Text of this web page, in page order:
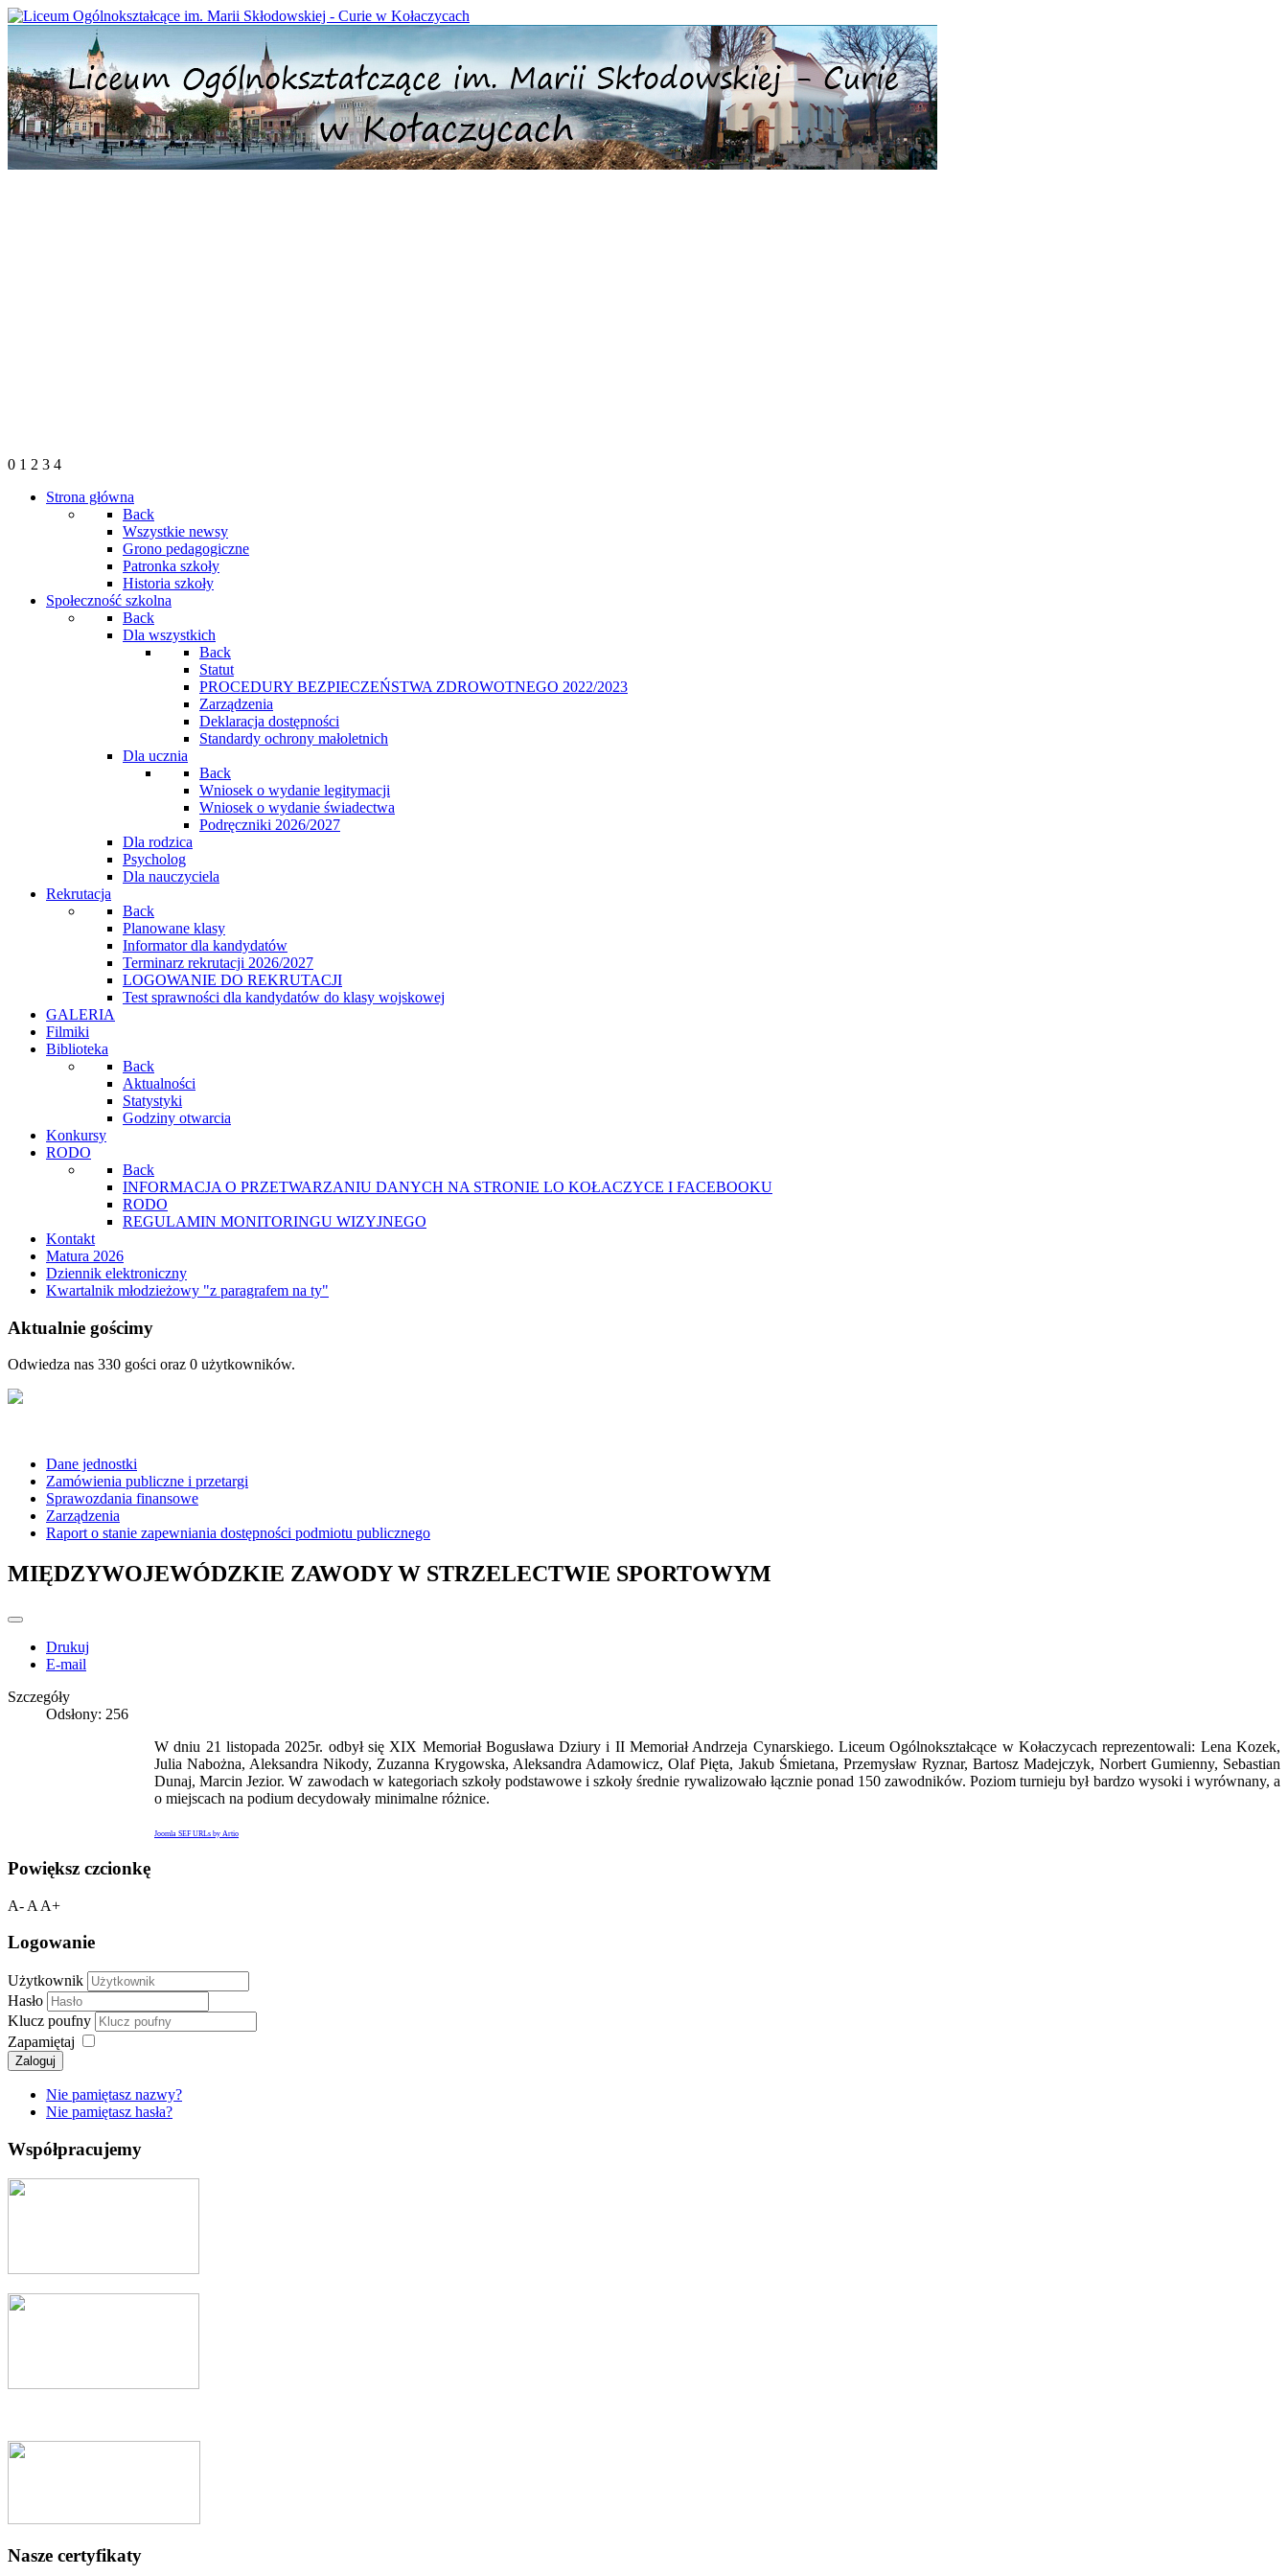
0 1 2 3 4
Strona główna
Back
Wszystkie newsy
Grono pedagogiczne
Patronka szkoły
Historia szkoły
Społeczność szkolna
Back
Dla wszystkich
Back
Statut
PROCEDURY BEZPIECZEŃSTWA ZDROWOTNEGO 2022/2023
Zarządzenia
Deklaracja dostępności
Standardy ochrony małoletnich
Dla ucznia
Back
Wniosek o wydanie legitymacji
Wniosek o wydanie świadectwa
Podręczniki 2026/2027
Dla rodzica
Psycholog
Dla nauczyciela
Rekrutacja
Back
Planowane klasy
Informator dla kandydatów
Terminarz rekrutacji 2026/2027
LOGOWANIE DO REKRUTACJI
Test sprawności dla kandydatów do klasy wojskowej
GALERIA
Filmiki
Biblioteka
Back
Aktualności
Statystyki
Godziny otwarcia
Konkursy
RODO
Back
INFORMACJA O PRZETWARZANIU DANYCH NA STRONIE LO KOŁACZYCE I FACEBOOKU
RODO
REGULAMIN MONITORINGU WIZYJNEGO
Kontakt
Matura 2026
Dziennik elektroniczny
Kwartalnik młodzieżowy "z paragrafem na ty"
Aktualnie gościmy
Odwiedza nas 330 gości oraz 0 użytkowników.
Dane jednostki
Zamówienia publiczne i przetargi
Sprawozdania finansowe
Zarządzenia
Raport o stanie zapewniania dostępności podmiotu publicznego
MIĘDZYWOJEWÓDZKIE ZAWODY W STRZELECTWIE SPORTOWYM
Drukuj
E-mail
Szczegóły
Odsłony: 256
W dniu 21 listopada 2025r. odbył się XIX Memoriał Bogusława Dziury i II Memoriał Andrzeja Cynarskiego. Liceum Ogólnokształcące w Kołaczycach reprezentowali: Lena Kozek,
Julia Nabożna, Aleksandra Nikody, Zuzanna Krygowska, Aleksandra Adamowicz, Olaf Pięta, Jakub Śmietana, Przemysław Ryznar, Bartosz Madejczyk, Norbert Gumienny, Sebastian
Dunaj, Marcin Jezior. W zawodach w kategoriach szkoły podstawowe i szkoły średnie rywalizowało łącznie ponad 150 zawodników. Poziom turnieju był bardzo wysoki i wyrównany, a
o miejscach na podium decydowały minimalne różnice.
Joomla SEF URLs by Artio
Powiększ czcionkę
A- A A+
Logowanie
Użytkownik
Hasło
Klucz poufny
Zapamiętaj
Zaloguj
Nie pamiętasz nazwy?
Nie pamiętasz hasła?
Współpracujemy
Nasze certyfikaty